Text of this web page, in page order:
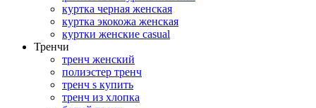
куртка черная женская
куртка экокожа женская
куртки женские casual
Тренчи
тренч женский
полиэстер тренч
тренч s купить
тренч из хлопка